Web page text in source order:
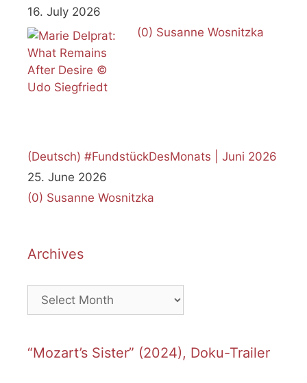
16. July 2026
(0) Susanne Wosnitzka
(Deutsch) #FundstückDesMonats | Juni 2026
25. June 2026
(0) Susanne Wosnitzka
Archives
Archives
“Mozart’s Sister” (2024), Doku-Trailer